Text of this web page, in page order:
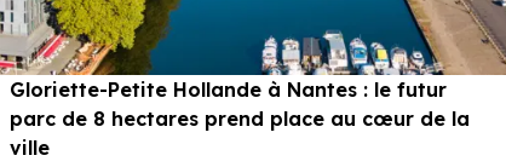
Gloriette-Petite Hollande à Nantes : le futur
parc de 8 hectares prend place au cœur de la
ville